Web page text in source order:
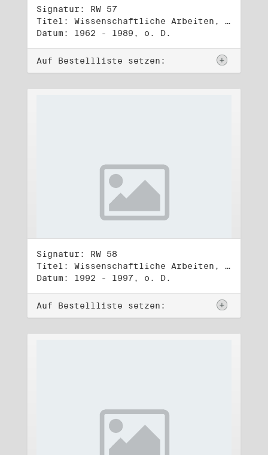
Signatur: RW 57
Titel: Wissenschaftliche Arbeiten, Studien und Manuskripte Dritter (1)
Datum: 1962 - 1989, o. D.
Auf Bestellliste setzen:
Signatur: RW 58
Titel: Wissenschaftliche Arbeiten, Studien und Manuskripte Dritter (2)
Datum: 1992 - 1997, o. D.
Auf Bestellliste setzen: